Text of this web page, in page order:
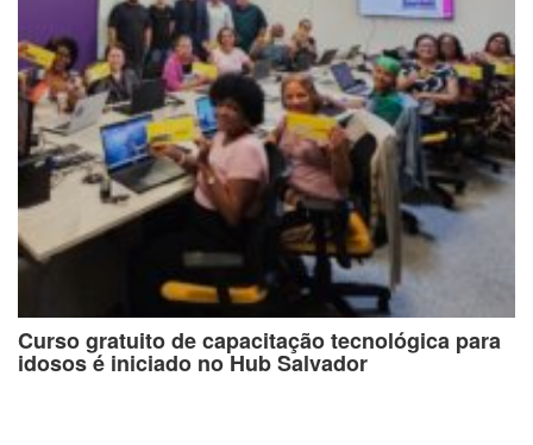
Curso gratuito de capacitação tecnológica para
idosos é iniciado no Hub Salvador